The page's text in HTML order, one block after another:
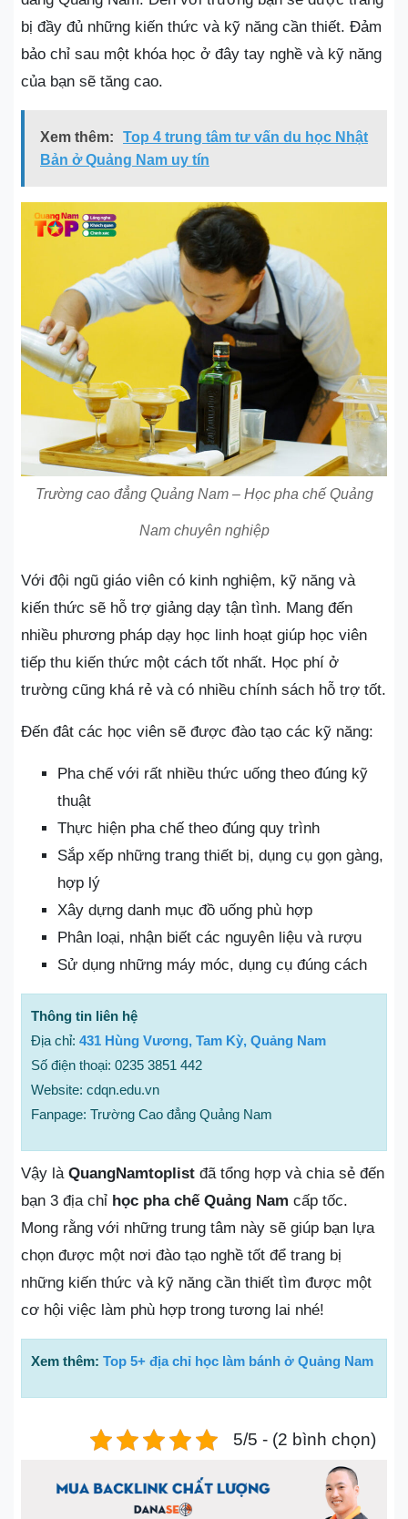
bị đầy đủ những kiến thức và kỹ năng cần thiết. Đảm
bảo chỉ sau một khóa học ở đây tay nghề và kỹ năng
của bạn sẽ tăng cao.
Xem thêm:
Top 4 trung tâm tư vấn du học Nhật
Bản ở Quảng Nam uy tín
Trường cao đẳng Quảng Nam – Học pha chế Quảng
Nam chuyên nghiệp
Với đội ngũ giáo viên có kinh nghiệm, kỹ năng và
kiến thức sẽ hỗ trợ giảng dạy tận tình. Mang đến
nhiều phương pháp dạy học linh hoạt giúp học viên
tiếp thu kiến thức một cách tốt nhất. Học phí ở
trường cũng khá rẻ và có nhiều chính sách hỗ trợ tốt.
Đến đât các học viên sẽ được đào tạo các kỹ năng:
Pha chế với rất nhiều thức uống theo đúng kỹ
thuật
Thực hiện pha chế theo đúng quy trình
Sắp xếp những trang thiết bị, dụng cụ gọn gàng,
hợp lý
Xây dựng danh mục đồ uống phù hợp
Phân loại, nhận biết các nguyên liệu và rượu
Sử dụng những máy móc, dụng cụ đúng cách
Thông tin liên hệ
Địa chỉ: 431 Hùng Vương, Tam Kỳ, Quảng Nam
Số điện thoại: 0235 3851 442
Website: cdqn.edu.vn
Fanpage: Trường Cao đẳng Quảng Nam
Vậy là QuangNamtoplist đã tổng hợp và chia sẻ đến
bạn 3 địa chỉ học pha chế Quảng Nam cấp tốc.
Mong rằng với những trung tâm này sẽ giúp bạn lựa
chọn được một nơi đào tạo nghề tốt để trang bị
những kiến thức và kỹ năng cần thiết tìm được một
cơ hội việc làm phù hợp trong tương lai nhé!
Xem thêm: Top 5+ địa chỉ học làm bánh ở Quảng Nam
5/5 - (2 bình chọn)